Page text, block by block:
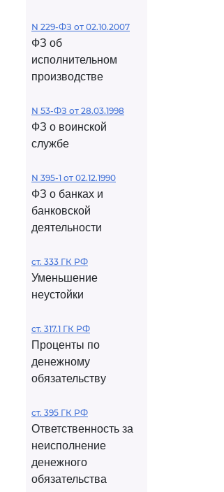
N 229-ФЗ от 02.10.2007
ФЗ об
исполнительном
производстве
N 53-ФЗ от 28.03.1998
ФЗ о воинской
службе
N 395-1 от 02.12.1990
ФЗ о банках и
банковской
деятельности
ст. 333 ГК РФ
Уменьшение
неустойки
ст. 317.1 ГК РФ
Проценты по
денежному
обязательству
ст. 395 ГК РФ
Ответственность за
неисполнение
денежного
обязательства